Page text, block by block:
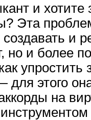
и хотите
Эта
и
но и более
упростить
для этого
на